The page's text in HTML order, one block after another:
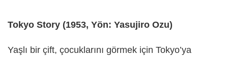
Tokyo Story (1953, Yön: Yasujiro Ozu)
Yaşlı bir çift, çocuklarını görmek için Tokyo’ya